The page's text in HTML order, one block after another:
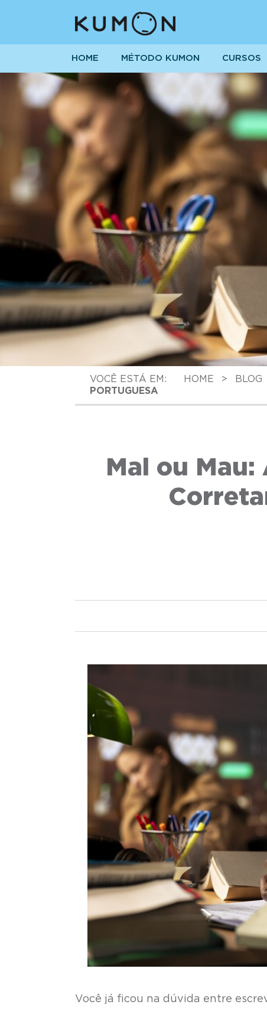
HOME MÉTODO KUMON CURSOS
VOCÊ ESTÁ EM: HOME > BLOG
PORTUGUESA
Mal ou
Você já ficou na dúvida entre